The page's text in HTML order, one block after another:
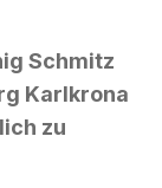
Schmitz
Karlkrona
zu